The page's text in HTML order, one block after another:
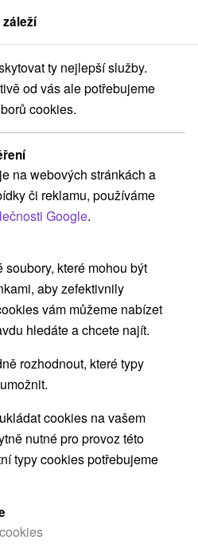
Slovensko Žilinský kraj
Jasná
v akci(10)
pobyty(12)
termín
ty nejlepší služby.
od vás ale potřebujeme
cookies.
na webových stránkách a
či reklamu, používáme
Google.
které mohou být
aby zefektivnily
vám můžeme nabízet
hledáte a chcete najít.
rozhodnout, které typy
cookies na vašem
nutné pro provoz této
typy cookies potřebujeme